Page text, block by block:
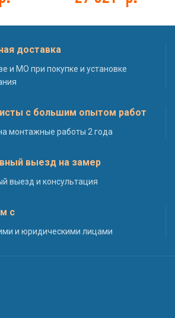
доставка
и МО при покупке и установке
с большим опытом работ
монтажные работы 2 года
выезд на замер
выезд и консультация
с
и юридическими лицами